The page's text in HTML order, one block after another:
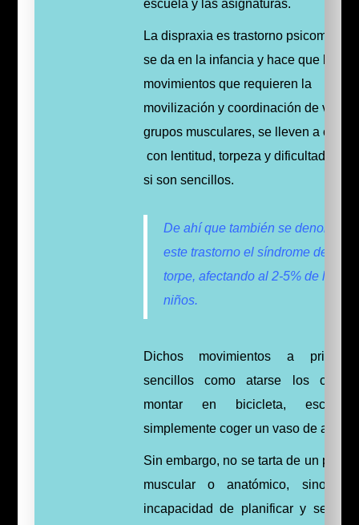
escuela y las asignaturas.
La dispraxia es trastorno psicomotriz
se da en la infancia y hace que los
movimientos que requieren la
movilización y coordinación de varios
grupos musculares, se lleven a cabo
con lentitud, torpeza y dificultad,
si son sencillos.
De ahí que también se denomine
este trastorno el síndrome del niño
torpe, afectando al 2-5% de los
niños.
Dichos movimientos a priori
sencillos como atarse los
montar en bicicleta,
simplemente coger un vaso de agua.
Sin embargo, no se tarta de un
muscular o anatómico, sino
incapacidad de planificar y